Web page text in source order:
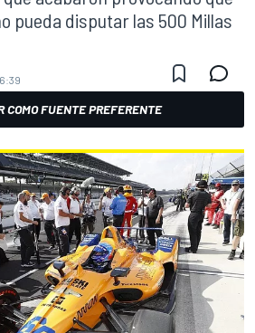
pueda disputar las 500 Millas
COMO FUENTE PREFERENTE